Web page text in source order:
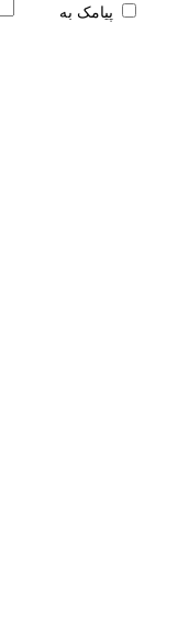
پیامک به